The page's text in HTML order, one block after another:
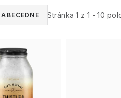
Stránka 1 z 1 - 10
ABECEDNE